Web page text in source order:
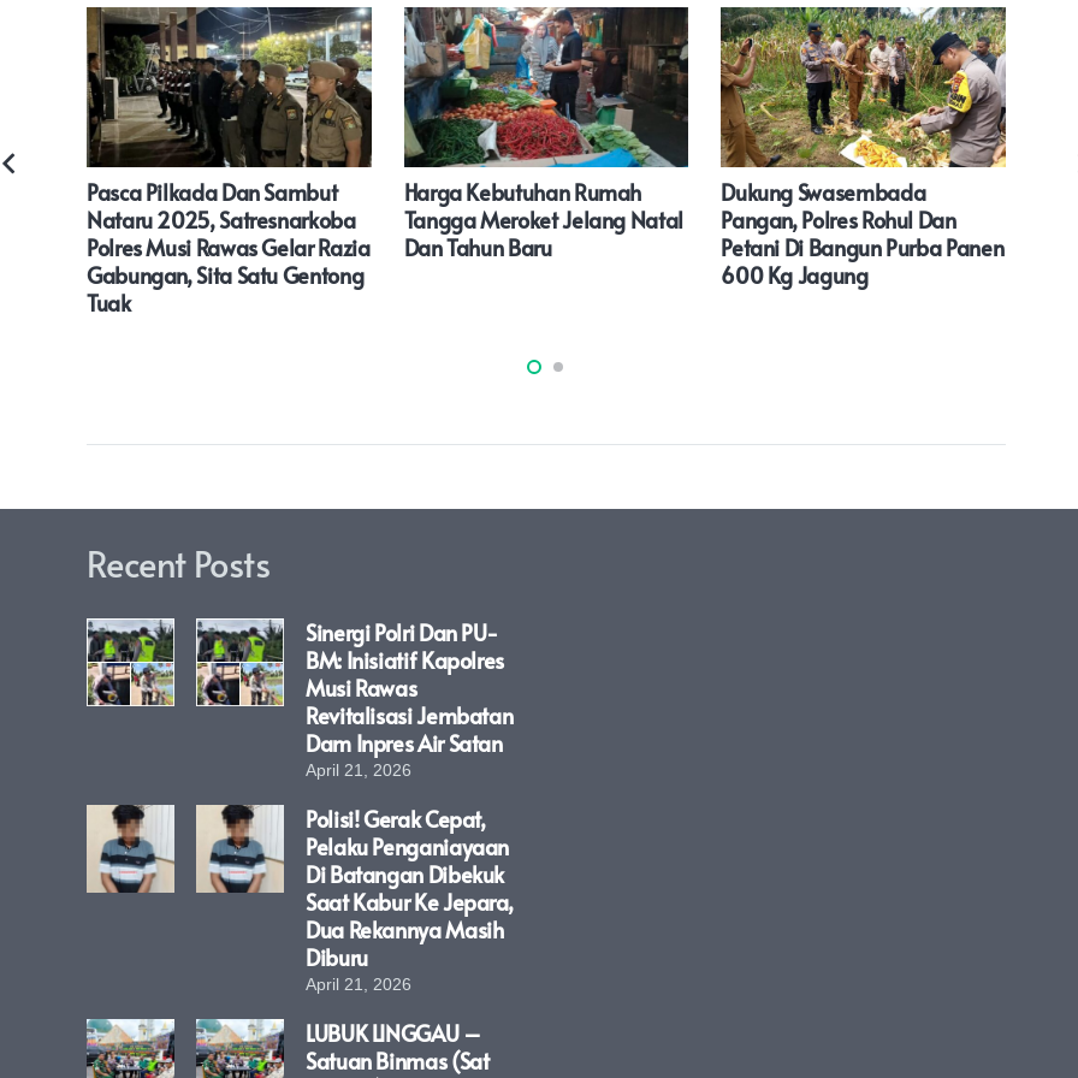
Pasca Pilkada Dan Sambut
Nataru 2025, Satresnarkoba
Polres Musi Rawas Gelar Razia
Gabungan, Sita Satu Gentong
Tuak
Harga Kebutuhan Rumah
Tangga Meroket Jelang Natal
Dan Tahun Baru
Dukung Swasembada
Pangan, Polres Rohul Dan
Petani Di Bangun Purba Panen
600 Kg Jagung
Recent Posts
Sinergi Polri Dan PU-
BM: Inisiatif Kapolres
Musi Rawas
Revitalisasi Jembatan
Dam Inpres Air Satan
April 21, 2026
Polisi! Gerak Cepat,
Pelaku Penganiayaan
Di Batangan Dibekuk
Saat Kabur Ke Jepara,
Dua Rekannya Masih
Diburu
April 21, 2026
LUBUK LINGGAU –
Satuan Binmas (Sat